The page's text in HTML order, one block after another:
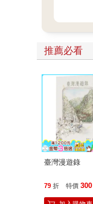
推薦必看
臺灣漫遊錄
79 折 特價 300